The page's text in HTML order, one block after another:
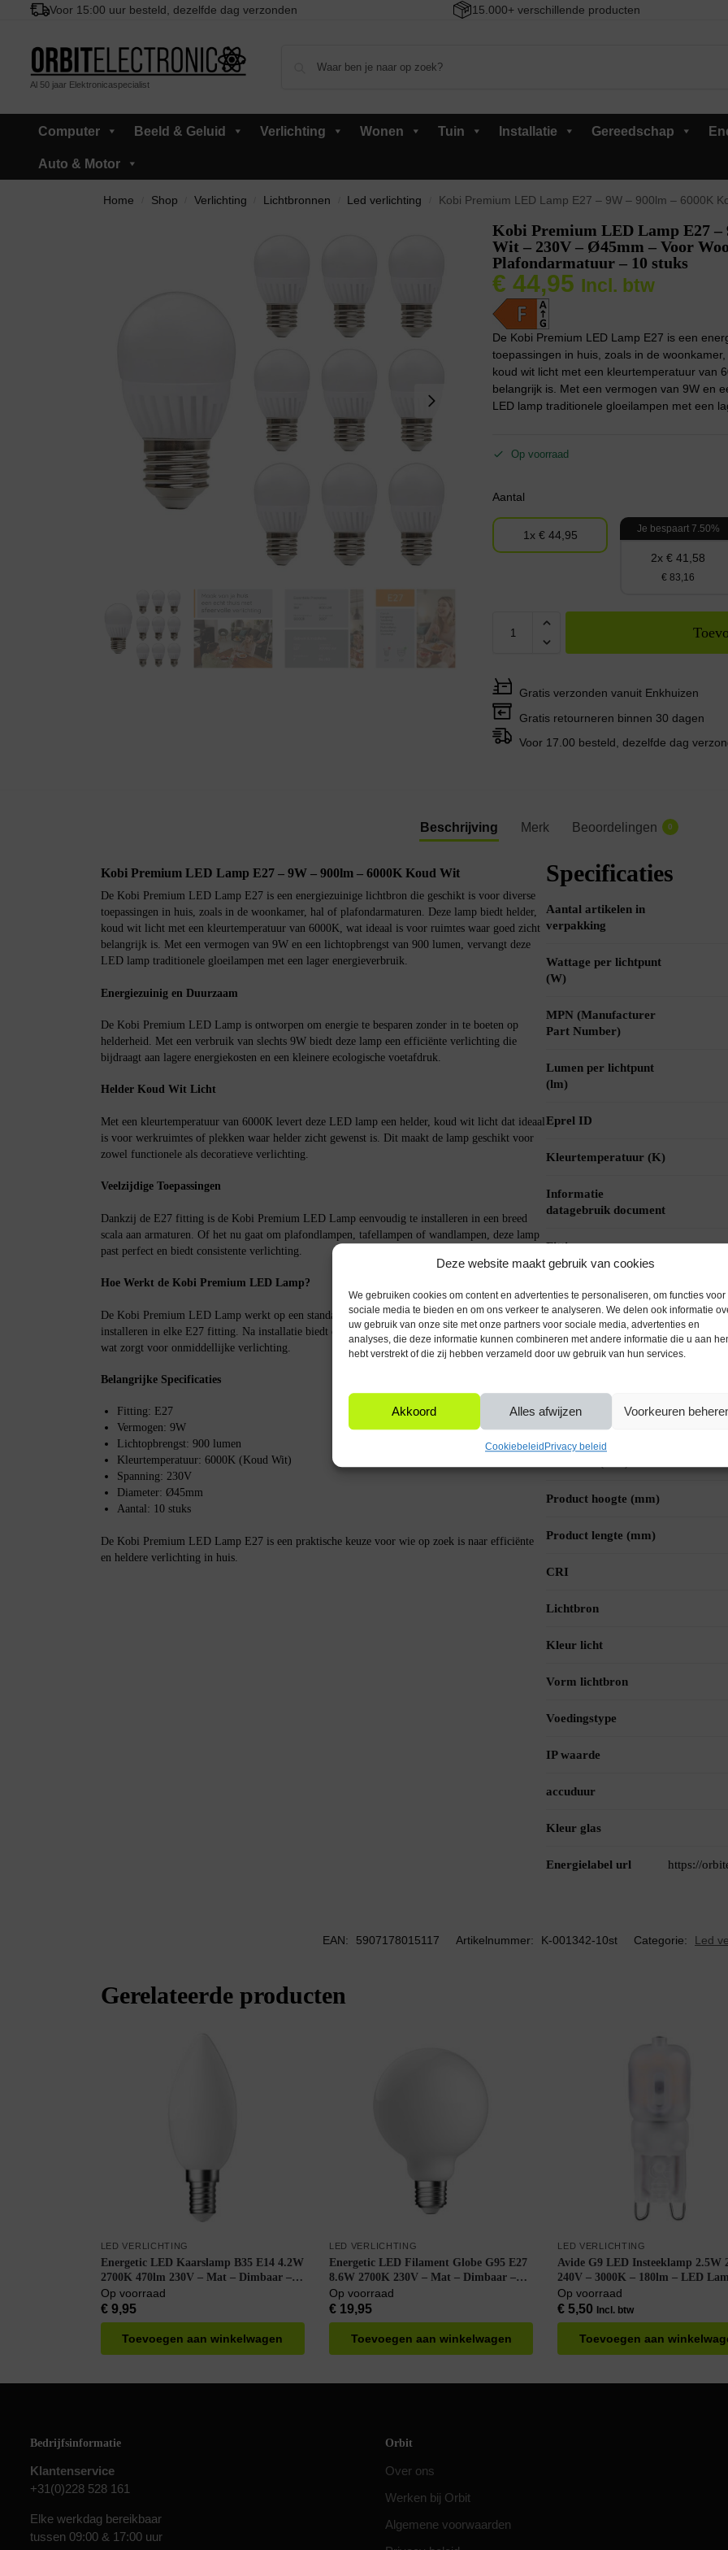
Deze website maakt gebruik van cookies
We gebruiken cookies om content en advertenties te personaliseren, om functies voor
sociale media te bieden en om ons verkeer te analyseren. We delen ook informatie
uw gebruik van onze site met onze partners voor sociale media, advertenties en
analyses, die deze informatie kunnen combineren met andere informatie die u aan
hebt verstrekt of die zij hebben verzameld door uw gebruik van hun services.
Akkoord Alles afwijzen Voorkeuren
Cookiebeleid Privacy beleid
Voor 15:00 uur besteld, dezelfde dag verzonden 15.000+ verschillende producten
Al 50 jaar Elektronicaspecialist
Computer Beeld & Geluid Verlichting Wonen Tuin Installatie Gereedschap
Auto & Motor
Home Shop Verlichting Lichtbronnen Led verlichting Kobi Premium LED Lamp E27 – 9W – 900lm – 6000K Koud Wit –
Kobi Premium LED Lamp E27 –
Wit – 230V – Ø45mm – Voor
Plafondarmatuur – 10 stuks
€ 44,95 Incl. btw
De Kobi Premium LED Lamp E27 is een
toepassingen in huis, zoals in de
koud wit licht met een kleurtemperatuur van
belangrijk is. Met een vermogen van 9W en
LED lamp traditionele gloeilampen met een
Op voorraad
Aantal
1x € 44,95 Je bespaart 7.50%
2x € 41,58
€ 83,16
Gratis verzonden vanuit Enkhuizen
Gratis retourneren binnen 30 dagen
Voor 17.00 besteld, dezelfde dag
Beschrijving Merk Beoordelingen 0
Kobi Premium LED Lamp E27 – 9W – 900lm – 6000K Koud Wit
De Kobi Premium LED Lamp E27 is een energiezuinige lichtbron die geschikt is voor diverse
toepassingen in huis, zoals in de woonkamer, hal of plafondarmaturen. Deze lamp biedt helder,
koud wit licht met een kleurtemperatuur van 6000K, wat ideaal is voor ruimtes waar goed zicht
belangrijk is. Met een vermogen van 9W en een lichtopbrengst van 900 lumen, vervangt deze
LED lamp traditionele gloeilampen met een lager energieverbruik.
Energiezuinig en Duurzaam
De Kobi Premium LED Lamp is ontworpen om energie te besparen zonder in te boeten op
helderheid. Met een verbruik van slechts 9W biedt deze lamp een efficiënte verlichting die
bijdraagt aan lagere energiekosten en een kleinere ecologische voetafdruk.
Helder Koud Wit Licht
Met een kleurtemperatuur van 6000K levert deze LED lamp een helder, koud wit licht dat ideaal
is voor werkruimtes of plekken waar helder zicht gewenst is. Dit maakt de lamp geschikt voor
zowel functionele als decoratieve verlichting.
Veelzijdige Toepassingen
Dankzij de E27 fitting is de Kobi Premium LED Lamp eenvoudig te installeren in een breed
scala aan armaturen. Of het nu gaat om plafondlampen, tafellampen of wandlampen, deze lamp
past perfect en biedt consistente verlichting.
Hoe Werkt de Kobi Premium LED Lamp?
De Kobi Premium LED Lamp werkt op een standaard 230V netspanning en is eenvoudig te
installeren in elke E27 fitting. Na installatie biedt de lamp direct helder licht zonder opwarmtijd,
wat zorgt voor onmiddellijke verlichting.
Belangrijke Specificaties
Fitting: E27
Vermogen: 9W
Lichtopbrengst: 900 lumen
Kleurtemperatuur: 6000K (Koud Wit)
Spanning: 230V
Diameter: Ø45mm
Aantal: 10 stuks
De Kobi Premium LED Lamp E27 is een praktische keuze voor wie op zoek is naar efficiënte
en heldere verlichting in huis.
Specificaties
Aantal artikelen in
verpakking
Wattage per lichtpunt
(W)
MPN (Manufacturer
Part Number)
Lumen per lichtpunt
(lm)
Eprel ID
Kleurtemperatuur (K)
Informatie
datagebruik document
Fitting
Stralingshoek (°)
Levensduur
Waarde energielabel
Product hoogte (mm)
Product lengte (mm)
CRI
Lichtbron
Kleur licht
Vorm lichtbron
Voedingstype
IP waarde
accuduur
Kleur glas
Energielabel url https://
EAN: 5907178015117 Artikelnummer: K-001342-10st Categorie: Led
Gerelateerde producten
LED VERLICHTING
Energetic LED Kaarslamp B35 E14 4.2W
2700K 470lm 230V – Mat – Dimbaar –
Warm Wit
Op voorraad
€9,95
Toevoegen aan winkelwagen
LED VERLICHTING
Energetic LED Filament Globe G95 E27
8.6W 2700K 230V – Mat – Dimbaar –
Warm Wit
Op voorraad
€19,95
Toevoegen aan winkelwagen
LED VERLICHTING
Avide G9 LED Insteeklamp 2.5W
240V – 3000K – 180lm – LED
Insteek – Warm wit licht –
25W lamp
Op voorraad
€ 5,50 Incl. btw
Toevoegen aan
Bedrijfsinformatie
Klantenservice
+31(0)228 528 161
Elke werkdag bereikbaar
tussen 09:00 & 17:00 uur
Orbit
Over ons
Werken bij Orbit
Algemene voorwaarden